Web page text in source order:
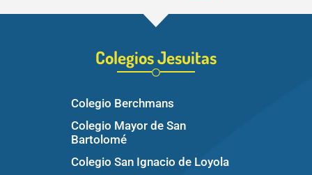
Colegios Jesuitas
Colegio Berchmans
Colegio Mayor de San
Bartolomé
Colegio San Ignacio de Loyola